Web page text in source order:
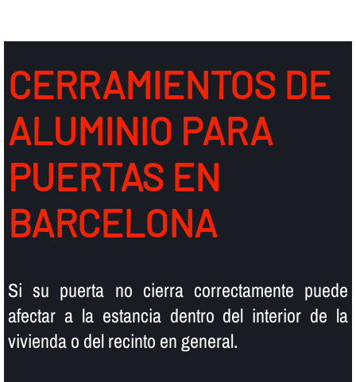
CERRAMIENTOS DE
ALUMINIO PARA
PUERTAS EN
BARCELONA
Si su puerta no cierra correctamente puede
afectar a la estancia dentro del interior de la
vivienda o del recinto en general.